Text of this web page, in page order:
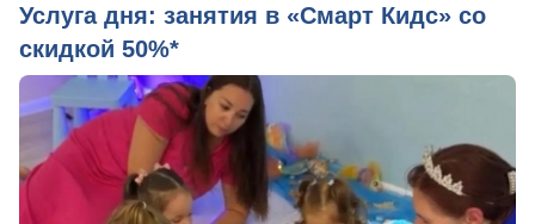
Услуга дня: занятия в «Смарт Кидс» со
скидкой 50%*